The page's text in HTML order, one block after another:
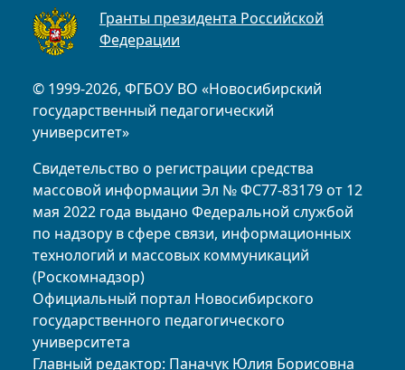
© 1999-2026, ФГБОУ ВО «Новосибирский
государственный педагогический
университет»
Свидетельство о регистрации средства
массовой информации Эл № ФС77-83179 от 12
мая 2022 года выдано Федеральной службой
по надзору в сфере связи, информационных
технологий и массовых коммуникаций
(Роскомнадзор)
Официальный портал Новосибирского
государственного педагогического
университета
Главный редактор: Паначук Юлия Борисовна
Гранты президента Российской
Федерации